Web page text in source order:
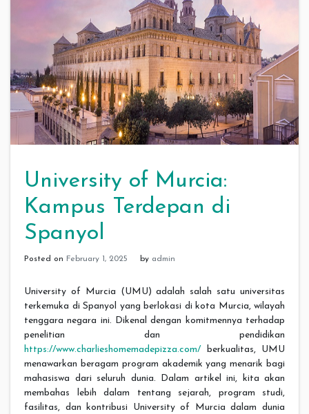
University of Murcia:
Kampus Terdepan di
Spanyol
Posted on February 1, 2025 by admin
University of Murcia (UMU) adalah salah satu universitas
terkemuka di Spanyol yang berlokasi di kota Murcia, wilayah
tenggara negara ini. Dikenal dengan komitmennya terhadap
penelitian dan pendidikan
https://www.charlieshomemadepizza.com/ berkualitas, UMU
menawarkan beragam program akademik yang menarik bagi
mahasiswa dari seluruh dunia. Dalam artikel ini, kita akan
membahas lebih dalam tentang sejarah, program studi,
fasilitas, dan kontribusi University of Murcia dalam dunia